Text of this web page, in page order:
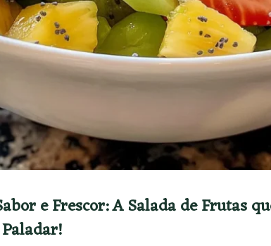
e Frescor: A Salada de Frutas